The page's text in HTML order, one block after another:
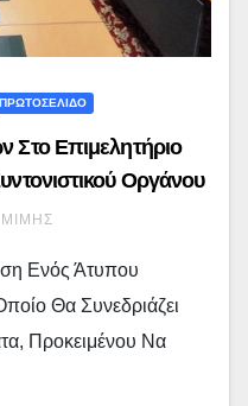
ΠΡΩΤΟΣΕΛΙΔΟ
Επιμελητήριο
Οργάνου
Σε Όλα Τα
Ενός Άτυπου
Θα Συνεδριάζει
Προκειμένου Να